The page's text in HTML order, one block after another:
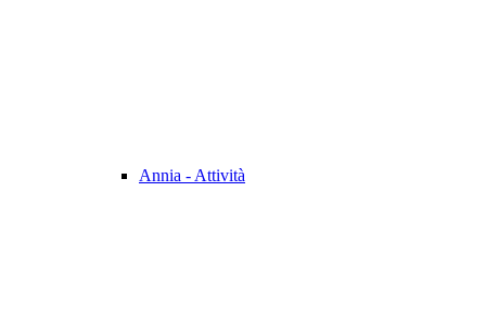
Annia - Attività